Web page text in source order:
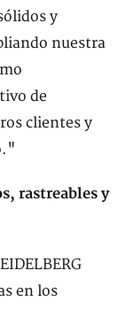
y
nuestra
de
clientes y
rastreables y
en los